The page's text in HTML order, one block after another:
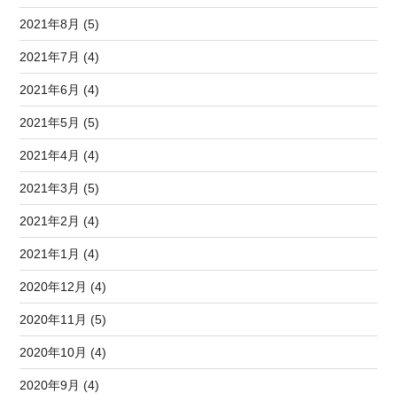
2021年8月 (5)
2021年7月 (4)
2021年6月 (4)
2021年5月 (5)
2021年4月 (4)
2021年3月 (5)
2021年2月 (4)
2021年1月 (4)
2020年12月 (4)
2020年11月 (5)
2020年10月 (4)
2020年9月 (4)